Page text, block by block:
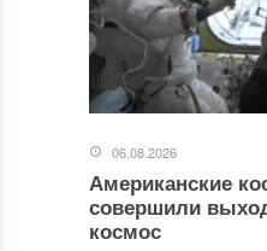
06.08.2026
Американские
совершили
космос